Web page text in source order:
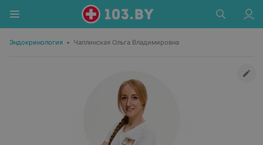
Эндокринология • Чаплинская Ольга Владимировна